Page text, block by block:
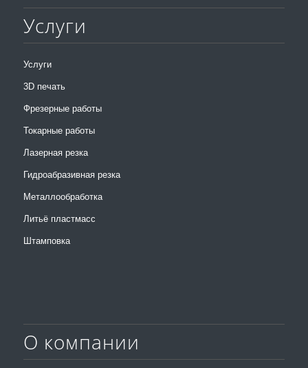
Услуги
Услуги
3D печать
Фрезерные работы
Токарные работы
Лазерная резка
Гидроабразивная резка
Металлообработка
Литьё пластмасс
Штамповка
О компании